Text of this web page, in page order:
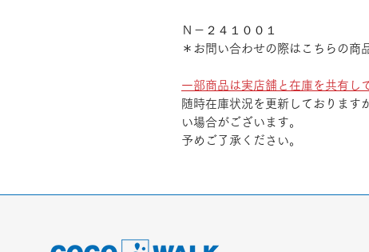
Ｎ－２４１００１
＊お問い合わせの際はこちらの商
一部商品は実店舗と在庫を共有し
随時在庫状況を更新しております
い場合がございます。
予めご了承ください。